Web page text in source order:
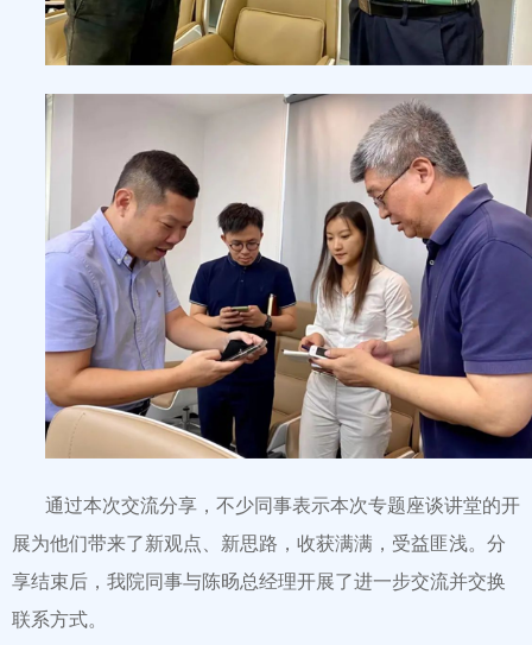
通过本次交流分享，不少同事表示本次专题座谈讲堂的开
展为他们带来了新观点、新思路，收获满满，受益匪浅。分
享结束后，我院同事与陈旸总经理开展了进一步交流并交换
联系方式。